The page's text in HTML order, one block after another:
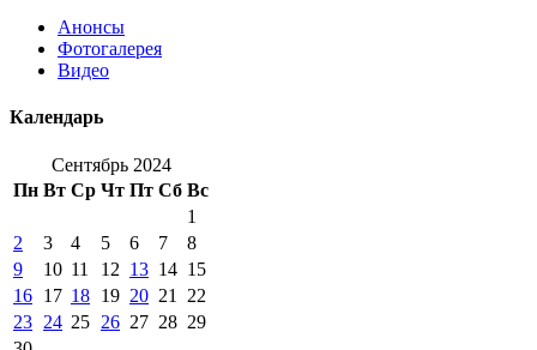
Анонсы
Фотогалерея
Видео
Календарь
Сентябрь 2024
Пн Вт Ср Чт Пт Сб Вс
1
2
3 4 5 6 7
8
9
10 11 12 13 14 15
16 17 18 19 20 21
22
23 24 25 26 27 28 29